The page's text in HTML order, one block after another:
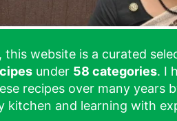
this website is a curated
under 58 categories. I
recipes over many years
kitchen and learning with